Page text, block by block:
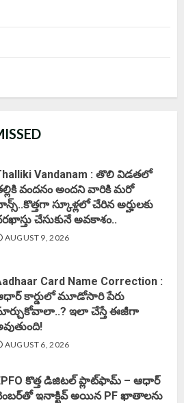
Vandanam : తొలి విడతలో
వందనం అందని వారికి మరో
స్కూళ్లలో చేరిన అర్హులకు
చేసుకునే అవకాశం..
AUGUST 9, 2026
Card Name Correction :
కార్డులో మూడోసారి పేరు
ఇలా చేస్తే ఈజీగా
AUGUST 6, 2026
కొత్త డిజిటల్ ప్లాట్‌ఫామ్‌ – ఆధార్
ఇనాక్టివ్ అయిన PF ఖాతాలను